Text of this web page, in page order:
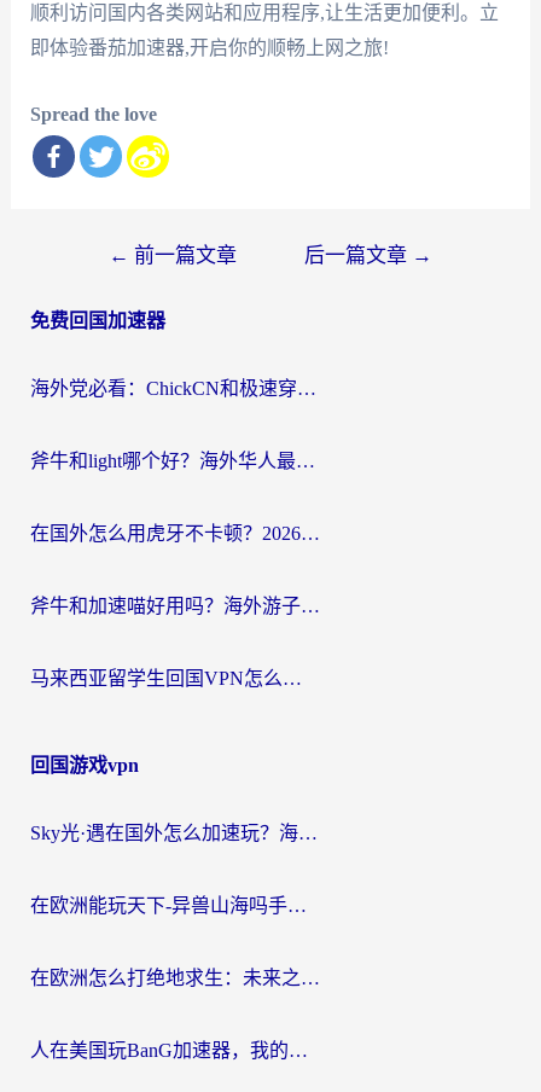
顺利访问国内各类网站和应用程序,让生活更加便利。立
即体验番茄加速器,开启你的顺畅上网之旅!
Spread the love
导
← 前一篇文章 后一篇文章 →
免费回国加速器
海外党必看：ChickCN和极速穿梭VPN好用吗？3招教你选对回国加速器无缝刷国内资源
斧牛和light哪个好？海外华人最关心的回国加速器选择难题，一篇讲透
在国外怎么用虎牙不卡顿？2026海外华人亲测有效的回国加速器选择指南
斧牛和加速喵好用吗？海外游子的真实选择困境
马来西亚留学生回国VPN怎么选？3个避坑点+1款实测好用的加速器推荐
回国游戏vpn
Sky光·遇在国外怎么加速玩？海外党亲测有效的国服游戏加速指南
在欧洲能玩天下-异兽山海吗手游？海外玩家的加速器生存指南
在欧洲怎么打绝地求生：未来之役不卡？留学生亲测的加速器避坑指南
人在美国玩BanG加速器，我的延迟终于绿了